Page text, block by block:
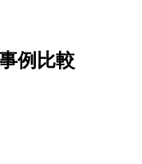
例比較